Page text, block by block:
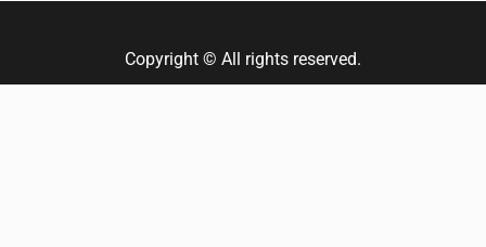
Copyright © All rights reserved.